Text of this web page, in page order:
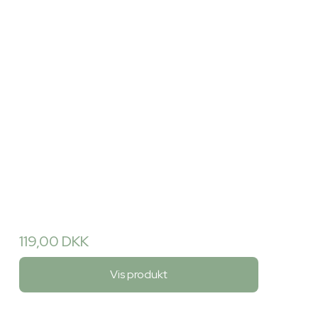
119,00 DKK
Vis produkt